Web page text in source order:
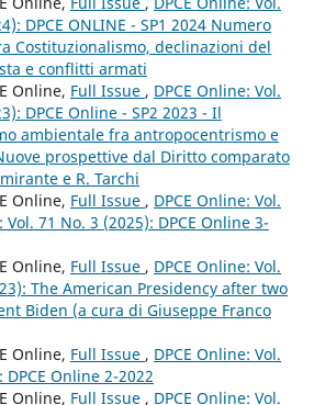
DPCE ONLINE - SP1 2024 Numero
Costituzionalismo, declinazioni del
e conflitti armati
Online, Full Issue , DPCE Online: Vol.
DPCE Online - SP2 2023 - Il
ambientale fra antropocentrismo e
prospettive dal Diritto comparato
e R. Tarchi
Online, Full Issue , DPCE Online: Vol.
Vol. 71 No. 3 (2025): DPCE Online 3-
Online, Full Issue , DPCE Online: Vol.
The American Presidency after two
Biden (a cura di Giuseppe Franco
Online, Full Issue , DPCE Online: Vol.
DPCE Online 2-2022
Online, Full Issue , DPCE Online: Vol.